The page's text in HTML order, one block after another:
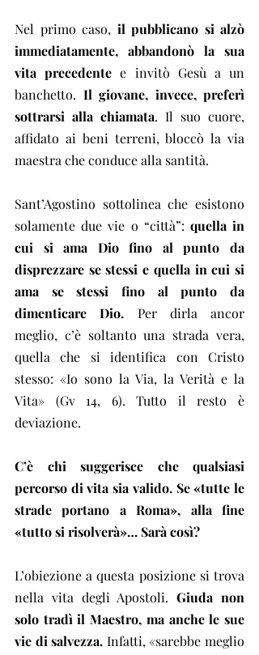
Nel primo caso, il pubblicano si alzò
immediatamente, abbandonò la sua
vita precedente e invitò Gesù a un
banchetto. Il giovane, invece, preferì
sottrarsi alla chiamata. Il suo cuore,
affidato ai beni terreni, bloccò la via
maestra che conduce alla santità.
Sant’Agostino sottolinea che esistono
solamente due vie o “città”: quella in
cui si ama Dio fino al punto da
disprezzare se stessi e quella in cui si
ama se stessi fino al punto da
dimenticare Dio. Per dirla ancor
meglio, c’è soltanto una strada vera,
quella che si identifica con Cristo
stesso: «Io sono la Via, la Verità e la
Vita» (Gv 14, 6). Tutto il resto è
deviazione.
C’è chi suggerisce che qualsiasi
percorso di vita sia valido. Se «tutte le
strade portano a Roma», alla fine
«tutto si risolverà»… Sarà così?
L’obiezione a questa posizione si trova
nella vita degli Apostoli. Giuda non
solo tradì il Maestro, ma anche le sue
vie di salvezza. Infatti, «sarebbe meglio